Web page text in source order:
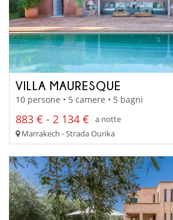
VILLA MAURESQUE
10 persone • 5 camere • 5 bagni
883 € - 2 134 €
a notte
Marrakech - Strada Ourika